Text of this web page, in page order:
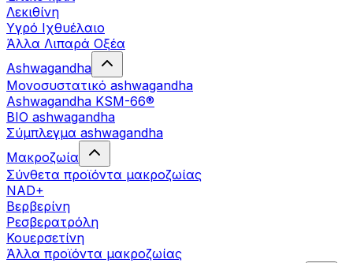
Λεκιθίνη
Υγρό Ιχθυέλαιο
Άλλα Λιπαρά Οξέα
Ashwagandha
Μονοσυστατικό ashwagandha
Ashwagandha KSM-66®
BIO ashwagandha
Σύμπλεγμα ashwagandha
Μακροζωία
Σύνθετα προϊόντα μακροζωίας
NAD+
Βερβερίνη
Ρεσβερατρόλη
Κουερσετίνη
Άλλα προϊόντα μακροζωίας